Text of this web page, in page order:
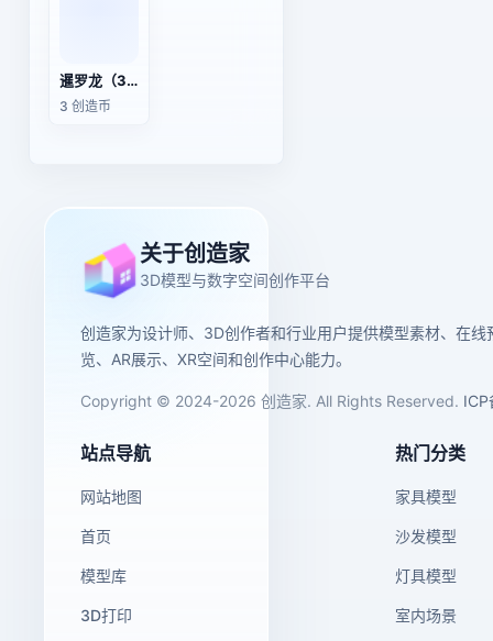
暹罗龙（3D动画模型）
3 创造币
关于创造家
3D模型与数字空间创作平台
创造家为设计师、3D创作者和行业用户提供模型素材、在线
览、AR展示、XR空间和创作中心能力。
Copyright © 2024-2026 创造家. All Rights Reserved. ICP
站点导航
网站地图
首页
模型库
3D打印
热门分类
家具模型
沙发模型
灯具模型
室内场景